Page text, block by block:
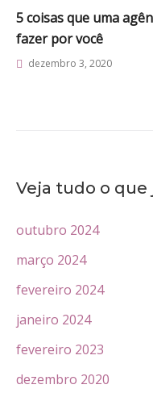
5 coisas que uma
fazer por você
dezembro 3, 2020
Veja tudo o que
outubro 2024
março 2024
fevereiro 2024
janeiro 2024
fevereiro 2023
dezembro 2020